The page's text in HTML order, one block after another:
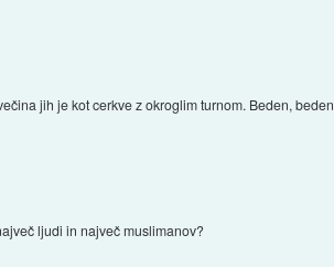
jih je kot cerkve z okroglim turnom. Beden, beden
ljudi in največ muslimanov?